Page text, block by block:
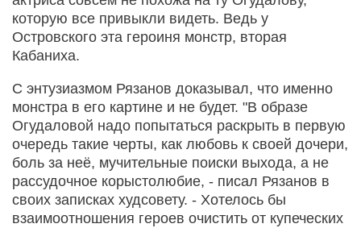
которую все привыкли видеть. Ведь у
Островского эта героиня монстр, вторая
Кабаниха.
С энтузиазмом Рязанов доказывал, что именно
монстра в его картине и не будет. "В образе
Огудаловой надо попытаться раскрыть в первую
очередь такие черты, как любовь к своей дочери,
боль за неё, мучительные поиски выхода, а не
рассудочное корыстолюбие, - писал Рязанов в
своих записках худсовету. - Хотелось бы
взаимоотношения героев очистить от купеческих